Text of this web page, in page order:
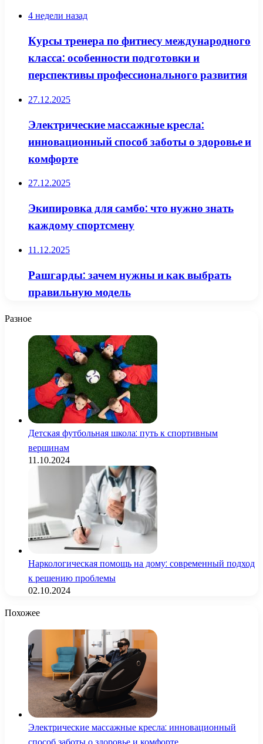
4 недели назад
Курсы тренера по фитнесу международного
класса: особенности подготовки и
перспективы профессионального развития
27.12.2025
Электрические массажные кресла:
инновационный способ заботы о здоровье и
комфорте
27.12.2025
Экипировка для самбо: что нужно знать
каждому спортсмену
11.12.2025
Рашгарды: зачем нужны и как выбрать
правильную модель
Разное
Детская футбольная школа: путь к спортивным
вершинам
11.10.2024
Наркологическая помощь на дому: современный подход
к решению проблемы
02.10.2024
Похожее
Электрические массажные кресла: инновационный